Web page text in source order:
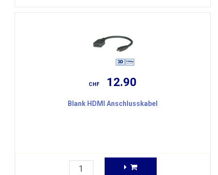
CHF 12.90
Blank HDMI Anschlusskabel